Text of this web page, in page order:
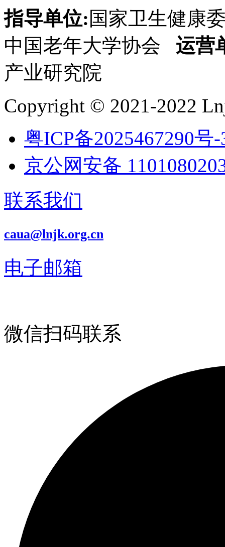
指导单位:国家卫生健康
中国老年大学协会 运营
产业研究院
Copyright © 2021-2022
粤ICP备2025467290号-
京公网安备
联系我们
caua@lnjk.org.cn
电子邮箱
微信扫码联系